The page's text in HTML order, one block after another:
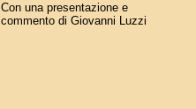
Con una presentazione e
commento di Giovanni Luzzi